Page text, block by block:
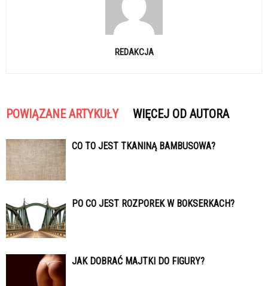
REDAKCJA
POWIĄZANE ARTYKUŁY WIĘCEJ OD AUTORA
CO TO JEST TKANINĄ BAMBUSOWA?
PO CO JEST ROZPOREK W BOKSERKACH?
JAK DOBRAĆ MAJTKI DO FIGURY?